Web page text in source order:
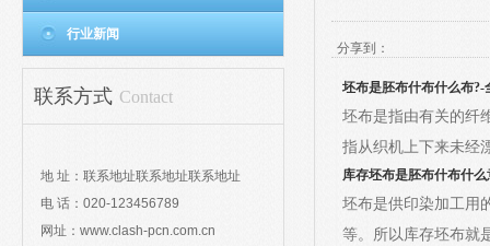
行业新闻
联系方式 Contact
地 址：联系地址联系地址联系地址
电 话：020-123456789
网址：www.clash-pcn.com.cn
分享到：
坯布是胚布什布什么布?-
坯布是指由有关的纤
指从织机上下来未经
库存坯布是胚布什布什么
坯布是供印染加工用
等。所以库存坯布就